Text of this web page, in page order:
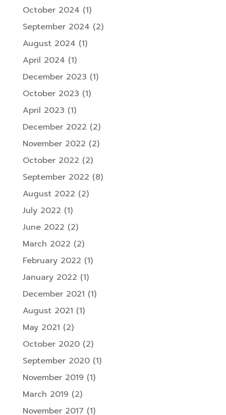
October 2024 (1)
September 2024 (2)
August 2024 (1)
April 2024 (1)
December 2023 (1)
October 2023 (1)
April 2023 (1)
December 2022 (2)
November 2022 (2)
October 2022 (2)
September 2022 (8)
August 2022 (2)
July 2022 (1)
June 2022 (2)
March 2022 (2)
February 2022 (1)
January 2022 (1)
December 2021 (1)
August 2021 (1)
May 2021 (2)
October 2020(2)
September 2020(1)
November 2019 (1)
March 2019 (2)
November 2017 (1)